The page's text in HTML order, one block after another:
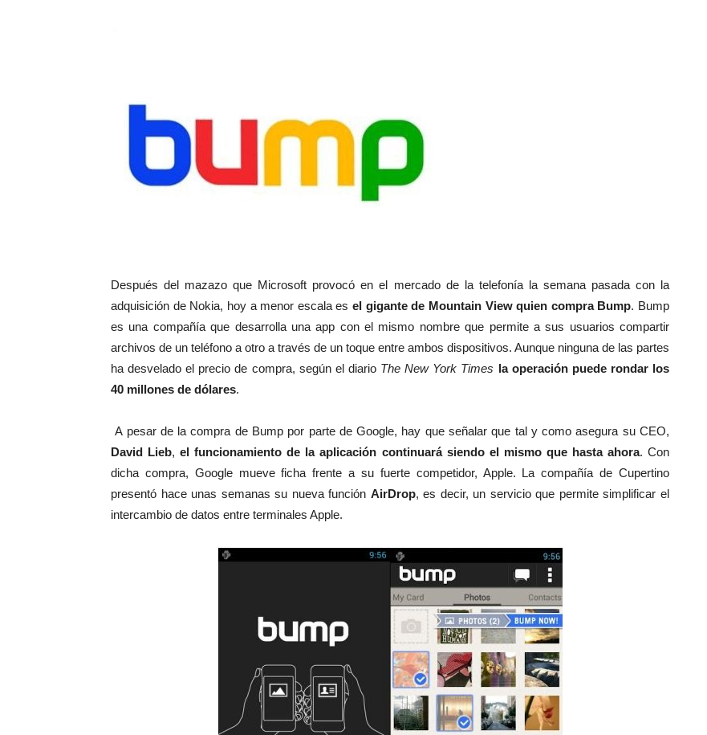
Después del mazazo que Microsoft provocó en el mercado de la telefonía la semana pasada con la
adquisición de Nokia, hoy a menor escala es el gigante de Mountain View quien compra Bump. Bump
es una compañía que desarrolla una app con el mismo nombre que permite a sus usuarios compartir
archivos de un teléfono a otro a través de un toque entre ambos dispositivos. Aunque ninguna de las partes
ha desvelado el precio de compra, según el diario The New York Times la operación puede rondar los
40 millones de dólares.
A pesar de la compra de Bump por parte de Google, hay que señalar que tal y como asegura su CEO,
David Lieb,el funcionamiento de la aplicación continuará siendo el mismo que hasta ahora. Con
dicha compra, Google mueve ficha frente a su fuerte competidor, Apple. La compañía de Cupertino
presentó hace unas semanas su nueva función AirDrop, es decir, un servicio que permite simplificar el
intercambio de datos entre terminales Apple.